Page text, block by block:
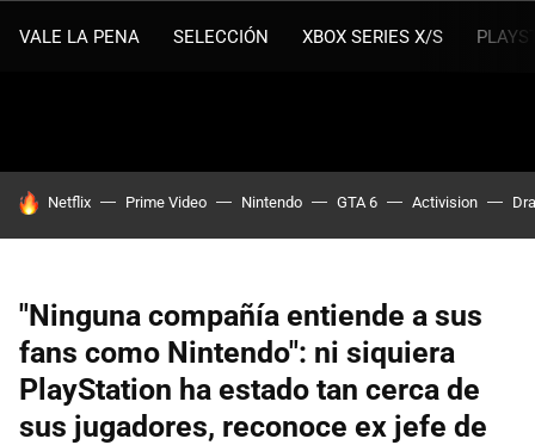
VALE LA PENA SELECCIÓN XBOX SERIES X/S
HOY SE HABLA DE
Netflix Prime Video Nintendo GTA 6 Activision
"Ninguna compañía entiende a sus
fans como Nintendo": ni siquiera
PlayStation ha estado tan cerca de
sus jugadores, reconoce ex jefe de